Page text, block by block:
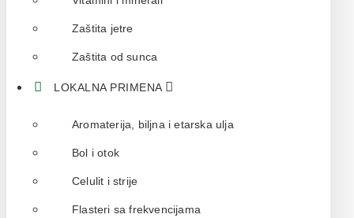
Zaštita jetre
Zaštita od sunca
LOKALNA PRIMENA
Aromaterija, biljna i etarska ulja
Bol i otok
Celulit i strije
Flasteri sa frekvencijama